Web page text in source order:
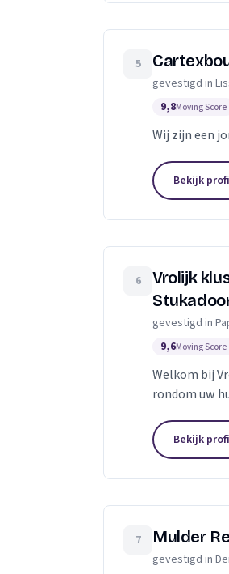
5
gevestigd in
9,8Moving Score
Wij zijn een
Bekijk
6
Vrolijk
gevestigd in
9,6Moving Score
Welkom bij
rondom uw
Bekijk
7 Mulder
gevestigd in